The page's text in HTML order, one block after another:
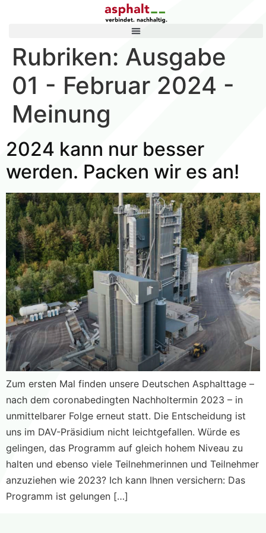
Rubriken: Ausgabe
01 - Februar 2024 -
Meinung
2024 kann nur besser
werden. Packen wir es an!
Zum ersten Mal finden unsere Deutschen Asphalttage –
nach dem coronabedingten Nachholtermin 2023 – in
unmittelbarer Folge erneut statt. Die Entscheidung ist
uns im DAV-Präsidium nicht leichtgefallen. Würde es
gelingen, das Programm auf gleich hohem Niveau zu
halten und ebenso viele Teilnehmerinnen und Teilnehmer
anzuziehen wie 2023? Ich kann Ihnen versichern: Das
Programm ist gelungen […]